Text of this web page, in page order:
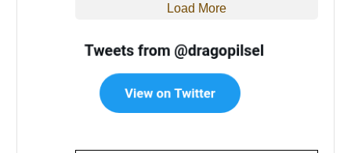
Load More